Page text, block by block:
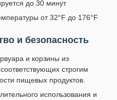
до 30 минут
от 32°F до 176°F
и безопасность
и корзины из
строгим
пищевых продуктов.
использования и